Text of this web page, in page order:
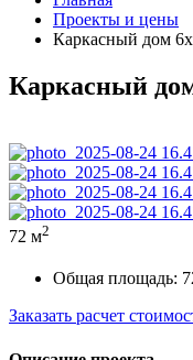
Проекты и цены
Каркасный дом
Каркасный
72 м2
Общая площадь:
Заказать расчет